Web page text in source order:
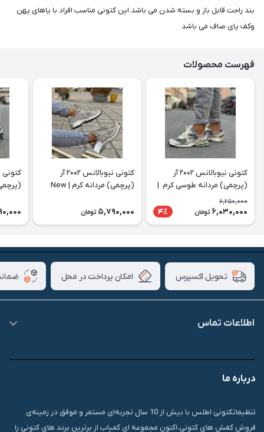
بند راحت قابل باز و بسته شدن می باشد.این کتونی مناسب افراد با پاهای پهن
و‌کف پای صاف می باشد
فهرست محصولات
کتونی نیوبالانس ۲۰۰۲ آر
(پرچمی) مردانه طوسی کرم ‌ |
New Balance 2002r
6,250,000
6,030,000 تومان 4٪
کتونی نیوبالانس ۲۰۰۲ آر
(پرچمی) مردانه کرم‌ | New
5,790,000 تومان
تحویل اکسپرس امکان پرداخت در محل
اطلاعات تماس
درباره ما
تنظیماتکتونی اطلس با بیش از 10 سال تجربه‌ای مستمر و موفق در زمینه‌ی
فروش کفش های کتونی،اکنون مجموعه ای کمیاب از برترین برند های کتونی را